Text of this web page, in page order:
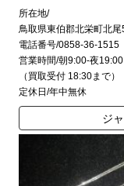
所在地/
鳥取県東伯郡北栄町北
電話番号/0858-36-1515
営業時間/朝9:00-夜19:00
（買取受付 18:30まで）
定休日/年中無休
ジ